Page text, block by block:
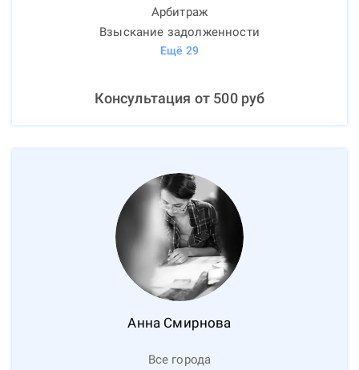
Арбитраж
Взыскание задолженности
Ещё 29
Консультация от 500руб
Анна Смирнова
Все города